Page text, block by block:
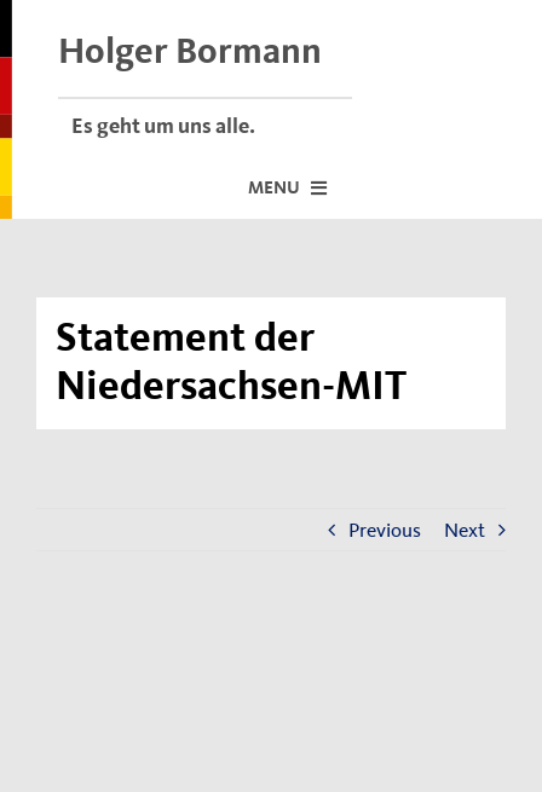
Holger Bormann
Es geht um uns alle.
MENU
Über mich
Dafür stehe ich
Statement der
Niedersachsen-MIT
Previous Next